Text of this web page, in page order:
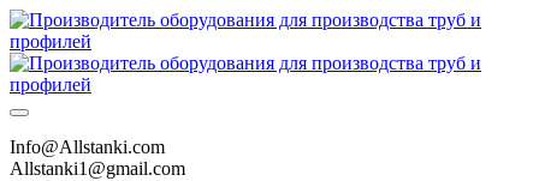
Info@Allstanki.com
Allstanki1@gmail.com